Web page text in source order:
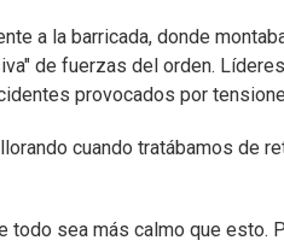
a la barricada, donde
de fuerzas del orden.
provocados por
cuando tratábamos de
todo sea más calmo que esto.